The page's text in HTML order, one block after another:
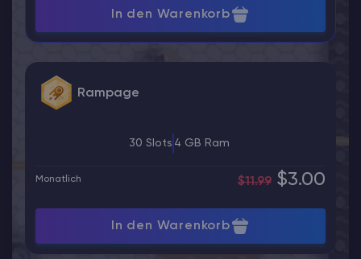
In den Warenkorb
Rampage
30 Slots 4 GB Ram
Monatlich $11.99 $3.00
In den Warenkorb